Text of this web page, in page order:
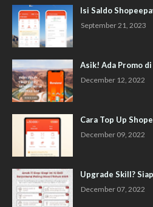
Isi Saldo
September 21, 2023
Asik! Ada Promo
December 12, 2022
Cara Top Up
December 09, 2022
Upgrade Skill?
December 07, 2022